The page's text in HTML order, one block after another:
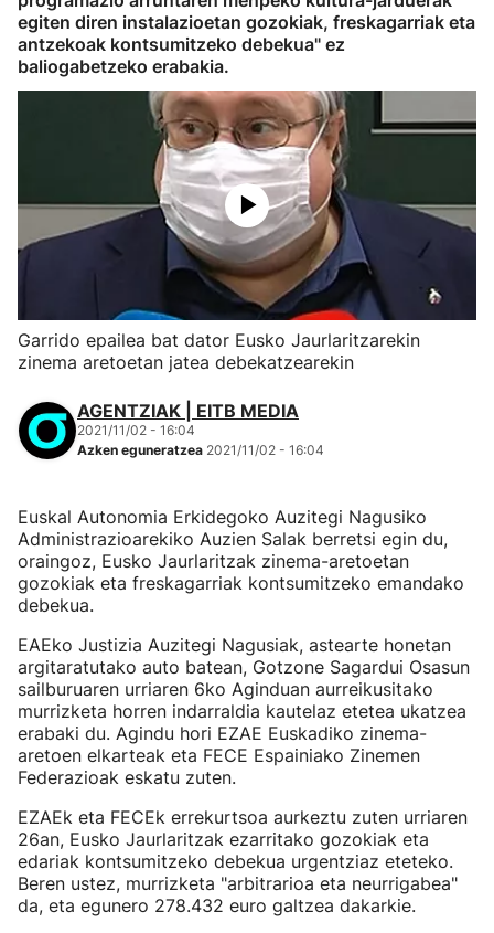
egiten diren instalazioetan gozokiak, freskagarriak eta
antzekoak kontsumitzeko debekua" ez
baliogabetzeko erabakia.
Garrido epailea bat dator Eusko Jaurlaritzarekin
zinema aretoetan jatea debekatzearekin
AGENTZIAK | EITB MEDIA
2021/11/02 - 16:04
Azken eguneratzea 2021/11/02 - 16:04
Euskal Autonomia Erkidegoko Auzitegi Nagusiko
Administrazioarekiko Auzien Salak berretsi egin du,
oraingoz, Eusko Jaurlaritzak zinema-aretoetan
gozokiak eta freskagarriak kontsumitzeko emandako
debekua.
EAEko Justizia Auzitegi Nagusiak, astearte honetan
argitaratutako auto batean, Gotzone Sagardui Osasun
sailburuaren urriaren 6ko Aginduan aurreikusitako
murrizketa horren indarraldia kautelaz etetea ukatzea
erabaki du. Agindu hori EZAE Euskadiko zinema-
aretoen elkarteak eta FECE Espainiako Zinemen
Federazioak eskatu zuten.
EZAEk eta FECEk errekurtsoa aurkeztu zuten urriaren
26an, Eusko Jaurlaritzak ezarritako gozokiak eta
edariak kontsumitzeko debekua urgentziaz eteteko.
Beren ustez, murrizketa "arbitrarioa eta neurrigabea"
da, eta egunero 278.432 euro galtzea dakarkie.